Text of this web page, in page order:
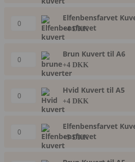
Elfenbensfarvet
+4 DKK
Brun Kuvert til A6
+4 DKK
Hvid Kuvert til A5
+4 DKK
Elfenbensfarvet
+5 DKK